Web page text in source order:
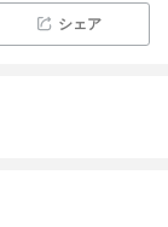
シェア